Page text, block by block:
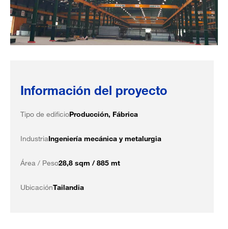
Información del proyecto
Tipo de edificioProducción, Fábrica
IndustriaIngeniería mecánica y metalurgia
Área / Peso28,8 sqm / 885 mt
UbicaciónTailandia